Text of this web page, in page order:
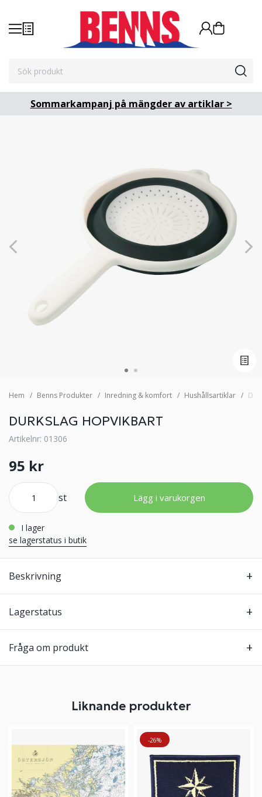
Sommarkampanj på mängder av artiklar >
Hem Benns Produkter Inredning & komfort Hushållsartiklar
DURKSLAG HOPVIKBART
Artikelnr: 01306
95 kr
st Lägg i varukorgen
i lager
se lagerstatus i butik
Beskrivning
Lagerstatus
Fråga om produkt
Liknande produkter
-26%